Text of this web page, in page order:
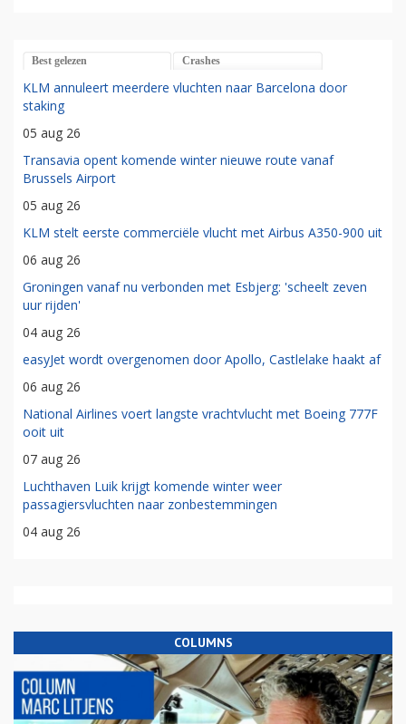
Best gelezen Crashes
KLM annuleert meerdere vluchten naar Barcelona door
staking
05 aug 26
Transavia opent komende winter nieuwe route vanaf
Brussels Airport
05 aug 26
KLM stelt eerste commerciële vlucht met Airbus A350-900 uit
06 aug 26
Groningen vanaf nu verbonden met Esbjerg: 'scheelt zeven
uur rijden'
04 aug 26
easyJet wordt overgenomen door Apollo, Castlelake haakt af
06 aug 26
National Airlines voert langste vrachtvlucht met Boeing 777F
ooit uit
07 aug 26
Luchthaven Luik krijgt komende winter weer
passagiersvluchten naar zonbestemmingen
04 aug 26
COLUMNS